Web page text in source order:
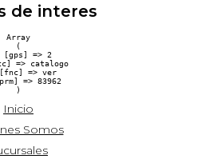
de interes
Array
(
[gps] => 2
=> catalogo
=> ver
=> 83962
Inicio
Somos